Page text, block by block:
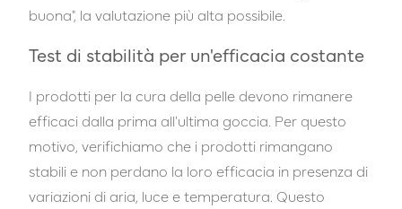
buona", la valutazione più alta possibile.
Test di stabilità per un'efficacia costante
I prodotti per la cura della pelle devono rimanere
efficaci dalla prima all'ultima goccia. Per questo
motivo, verifichiamo che i prodotti rimangano
stabili e non perdano la loro efficacia in presenza di
variazioni di aria, luce e temperatura. Questo